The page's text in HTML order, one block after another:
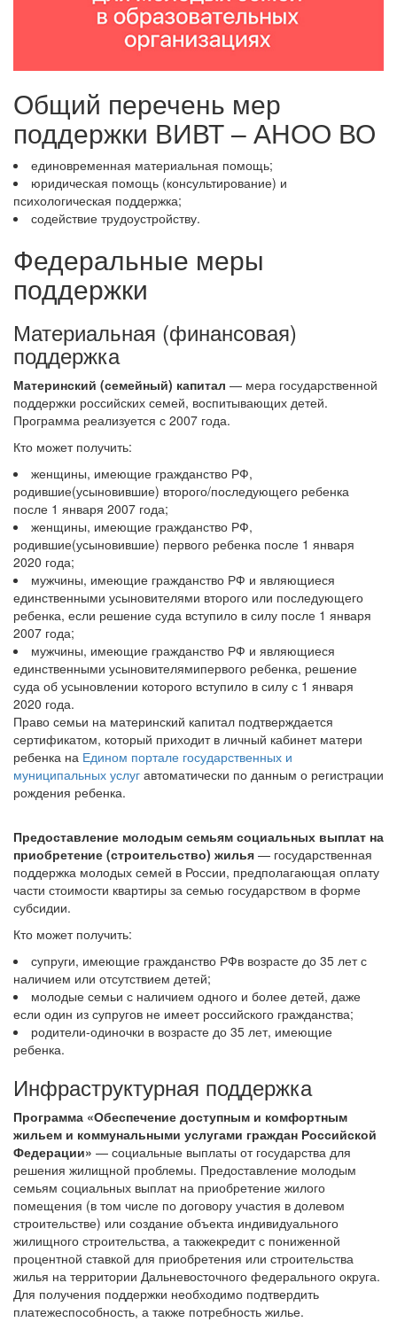
Общий перечень мер
поддержки ВИВТ – АНОО ВО
единовременная материальная помощь;
юридическая помощь (консультирование) и
психологическая поддержка;
содействие трудоустройству.
Федеральные меры
поддержки
Материальная (финансовая)
поддержка
Материнский (семейный) капитал — мера государственной
поддержки российских семей, воспитывающих детей.
Программа реализуется с 2007 года.
Кто может получить:
женщины, имеющие гражданство РФ,
родившие(усыновившие) второго/последующего ребенка
после 1 января 2007 года;
женщины, имеющие гражданство РФ,
родившие(усыновившие) первого ребенка после 1 января
2020 года;
мужчины, имеющие гражданство РФ и являющиеся
единственными усыновителями второго или последующего
ребенка, если решение суда вступило в силу после 1 января
2007 года;
мужчины, имеющие гражданство РФ и являющиеся
единственными усыновителямипервого ребенка, решение
суда об усыновлении которого вступило в силу с 1 января
2020 года.
Право семьи на материнский капитал подтверждается
сертификатом, который приходит в личный кабинет матери
ребенка на Едином портале государственных и
муниципальных услуг автоматически по данным о регистрации
рождения ребенка.
Предоставление молодым семьям социальных выплат на
приобретение (строительство) жилья — государственная
поддержка молодых семей в России, предполагающая оплату
части стоимости квартиры за семью государством в форме
субсидии.
Кто может получить:
супруги, имеющие гражданство РФв возрасте до 35 лет с
наличием или отсутствием детей;
молодые семьи с наличием одного и более детей, даже
если один из супругов не имеет российского гражданства;
родители-одиночки в возрасте до 35 лет, имеющие
ребенка.
Инфраструктурная поддержка
Программа «Обеспечение доступным и комфортным
жильем и коммунальными услугами граждан Российской
Федерации» — социальные выплаты от государства для
решения жилищной проблемы. Предоставление молодым
семьям социальных выплат на приобретение жилого
помещения (в том числе по договору участия в долевом
строительстве) или создание объекта индивидуального
жилищного строительства, а такжекредит с пониженной
процентной ставкой для приобретения или строительства
жилья на территории Дальневосточного федерального округа.
Для получения поддержки необходимо подтвердить
платежеспособность, а также потребность жилье.